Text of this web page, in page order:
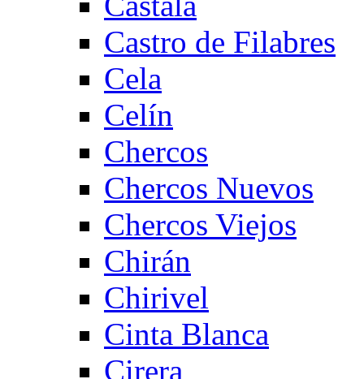
Castro de Filabres
Cela
Celín
Chercos
Chercos Nuevos
Chercos Viejos
Chirán
Chirivel
Cinta Blanca
Cirera